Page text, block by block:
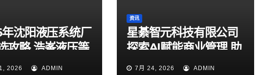
沈阳液压系统厂
攻略 浩峯液压等
测梳理
2026 ADMIN
资讯
星綦智元科技有限公司
探索AI赋能商业管理 助
力企业科学决策
7月 24, 2026 ADMIN